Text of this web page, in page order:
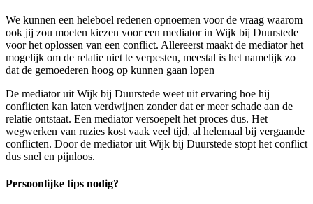
We kunnen een heleboel redenen opnoemen voor de vraag waarom
ook jij zou moeten kiezen voor een mediator in Wijk bij Duurstede
voor het oplossen van een conflict. Allereerst maakt de mediator het
mogelijk om de relatie niet te verpesten, meestal is het namelijk zo
dat de gemoederen hoog op kunnen gaan lopen
De mediator uit Wijk bij Duurstede weet uit ervaring hoe hij
conflicten kan laten verdwijnen zonder dat er meer schade aan de
relatie ontstaat. Een mediator versoepelt het proces dus. Het
wegwerken van ruzies kost vaak veel tijd, al helemaal bij vergaande
conflicten. Door de mediator uit Wijk bij Duurstede stopt het conflict
dus snel en pijnloos.
Persoonlijke tips nodig?